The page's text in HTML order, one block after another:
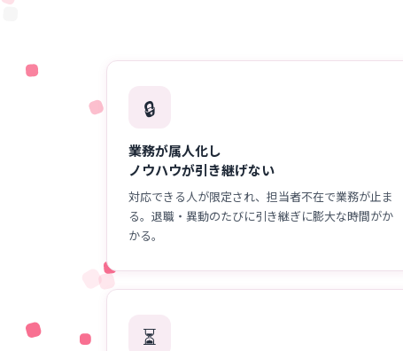
🔒
業務が属人化し
ノウハウが引き継げない
対応できる人が限定され、担当者不在で業務が止ま
る。退職・異動のたびに引き継ぎに膨大な時間がか
かる。
⏳